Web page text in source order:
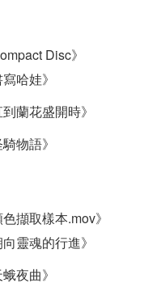
Disc》
哈娃》
蘭花盛開時》
物語》
擷取樣本.mov》
靈魂的行進》
夜曲》